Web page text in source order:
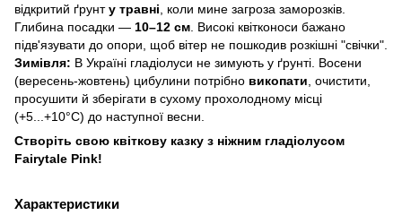
відкритий ґрунту травні, коли мине загроза заморозків.
Глибина посадки — 10–12 см. Високі квітконоси бажано
підв'язувати до опори, щоб вітер не пошкодив розкішні "свічки".
Зимівля: В Україні гладіолуси не зимують у ґрунті. Восени
(вересень-жовтень) цибулини потрібно викопати, очистити,
просушити й зберігати в сухому прохолодному місці
(+5...+10°C) до наступної весни.
Створіть свою квіткову казку з ніжним гладіолусом
Fairytale Pink!
Характеристики